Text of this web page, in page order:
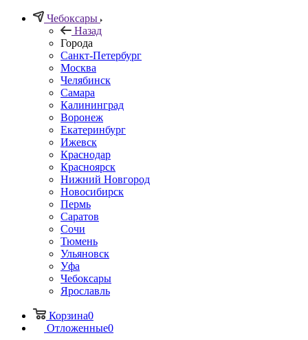
Чебоксары
Назад
Города
Санкт-Петербург
Москва
Челябинск
Самара
Калининград
Воронеж
Екатеринбург
Ижевск
Краснодар
Красноярск
Нижний Новгород
Новосибирск
Пермь
Саратов
Сочи
Тюмень
Ульяновск
Уфа
Чебоксары
Ярославль
Корзина0
Отложенные0